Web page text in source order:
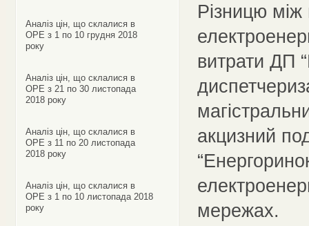
Аналіз цін, що склалися в
ОРЕ з 1 по 10 грудня 2018
року
Аналіз цін, що склалися в
ОРЕ з 21 по 30 листопада
2018 року
Аналіз цін, що склалися в
ОРЕ з 11 по 20 листопада
2018 року
Аналіз цін, що склалися в
ОРЕ з 1 по 10 листопада 2018
року
Різницю між
витрати ДП
акцизний
мережах.